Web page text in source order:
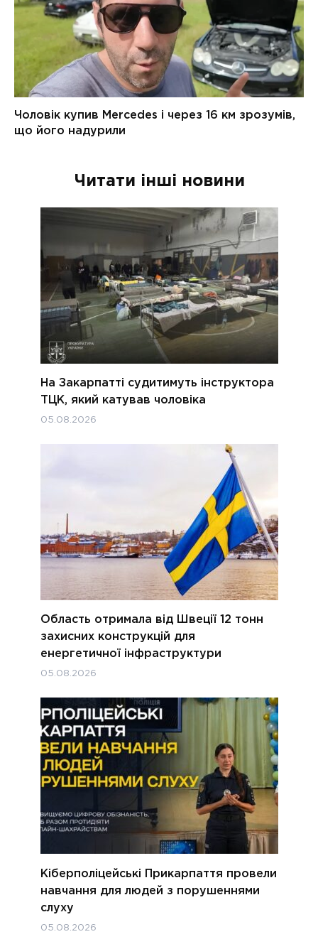
Читати інші новини
На Закарпатті судитимуть інструктора
ТЦК, який катував чоловіка
05.08.2026
Область отримала від Швеції 12 тонн
захисних конструкцій для
енергетичної інфраструктури
05.08.2026
Кіберполіцейські Прикарпаття провели
навчання для людей з порушеннями
слуху
05.08.2026